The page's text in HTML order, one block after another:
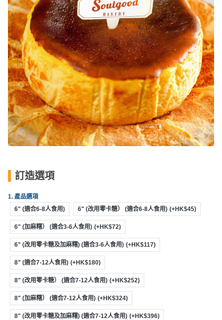
體
驗
手
作
工
作
坊
戶
外
玩
樂
艇
出
租
訂造選項
1. 產品選項
6" (適合6-8人食用)
6" (改用零卡糖） (適合6-8人食用) (+HK$45)
6" (加麻糬） (適合3-6人食用) (+HK$72)
6" (改用零卡糖及加麻糬) (適合3-6人食用) (+HK$117)
8" (適合7-12人食用) (+HK$180)
8" (改用零卡糖） (適合7-12人食用) (+HK$252)
8" (加麻糬） (適合7-12人食用) (+HK$324)
8" (改用零卡糖及加麻糬) (適合7-12人食用) (+HK$396)